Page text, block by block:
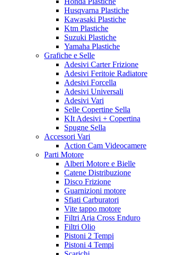
Husqvarna Plastiche
Kawasaki Plastiche
Ktm Plastiche
Suzuki Plastiche
Yamaha Plastiche
Grafiche e Selle
Adesivi Carter Frizione
Adesivi Feritoie Radiatore
Adesivi Forcella
Adesivi Universali
Adesivi Vari
Selle Copertine Sella
KIt Adesivi + Copertina
Spugne Sella
Accessori Vari
Action Cam Videocamere
Parti Motore
Alberi Motore e Bielle
Catene Distribuzione
Disco Frizione
Guarnizioni motore
Sfiati Carburatori
Vite tappo motore
Filtri Aria Cross Enduro
Filtri Olio
Pistoni 2 Tempi
Pistoni 4 Tempi